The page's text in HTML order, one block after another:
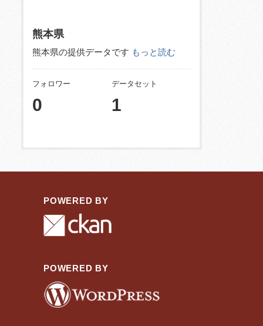
熊本県
熊本県の提供データです もっと読む
フォロワー
0
データセット
1
POWERED BY
POWERED BY